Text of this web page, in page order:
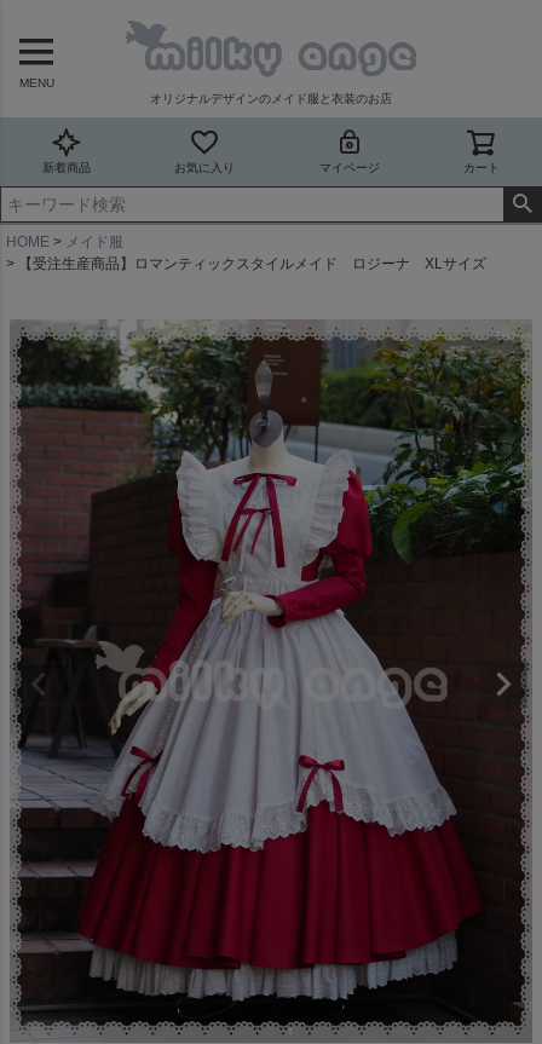
MENU
オリジナルデザインのメイド服と衣装のお店
新着商品 お気に入り マイページ カート
HOME
メイド服
【受注生産商品】ロマンティックスタイルメイド ロジーナ XLサイズ